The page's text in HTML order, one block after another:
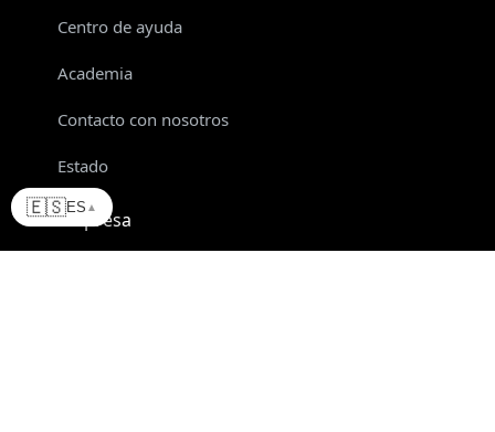
Centro de ayuda
Academia
Contacto con nosotros
Estado
Empresa
🇪🇸ES ▲